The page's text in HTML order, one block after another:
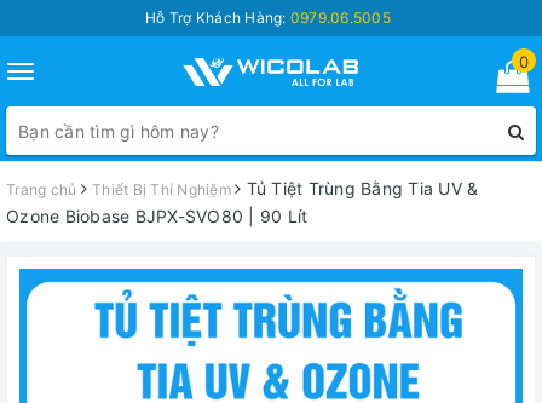
Hỗ Trợ Khách Hàng: 0979.06.5005
Toggle
navigation
0
Trang chủ Thiết Bị Thí Nghiệm
Tủ Tiệt Trùng Bằng Tia UV &
Ozone Biobase BJPX-SVO80 | 90 Lít